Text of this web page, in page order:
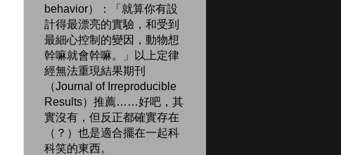
behavior）：「就算你有設
計得最漂亮的實驗，和受到
最細心控制的變因，動物想
幹嘛就會幹嘛。」以上定律
經無法重現結果期刊
（Journal of Irreproducible
Results）推薦……好吧，其
實沒有，但反正都確實存在
（？）也是適合擺在一起科
科笑的東西。